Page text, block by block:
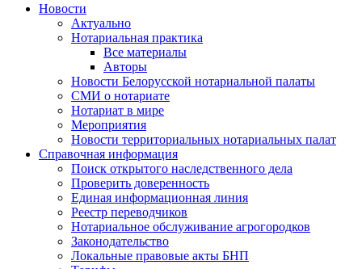
Новости
Актуально
Нотариальная практика
Все материалы
Авторы
Новости Белорусской нотариальной палаты
СМИ о нотариате
Нотариат в мире
Мероприятия
Новости территориальных нотариальных палат
Справочная информация
Поиск открытого наследственного дела
Проверить доверенность
Единая информационная линия
Реестр переводчиков
Нотариальное обслуживание агрогородков
Законодательство
Локальные правовые акты БНП